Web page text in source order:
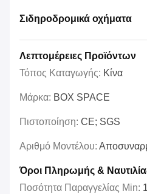
Σιδηροδρομικά οχήματα
Λεπτομέρειες Προϊόντων
Τόπος Καταγωγής: Κίνα
Μάρκα: BOX SPACE
Πιστοποίηση: CE; SGS
Αριθμό Μοντέλου:
Όροι Πληρωμής &
Ποσότητα Παραγγελίας Min: